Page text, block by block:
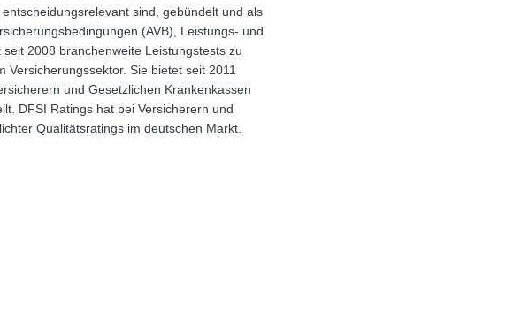
sind, gebündelt und als
(AVB), Leistungs- und
2008 branchenweite Leistungstests zu
Sie bietet seit 2011
und Gesetzlichen Krankenkassen
DFSI Ratings hat bei Versicherern und
Qualitätsratings im deutschen Markt.